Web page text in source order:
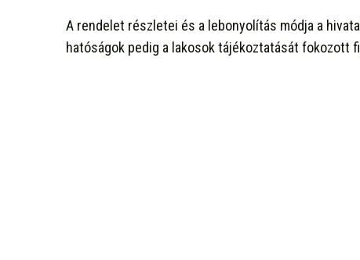
A rendelet részletei és a lebonyolítás módja a
hatóságok pedig a lakosok tájékoztatását fokozott